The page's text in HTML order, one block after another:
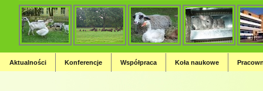
Aktualności Konferencje Współpraca Koła naukowe